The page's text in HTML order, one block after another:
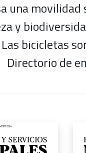
una
y
bicicletas
Directorio de